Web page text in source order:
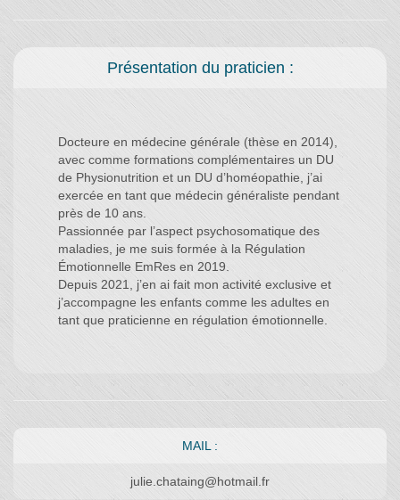
Présentation du praticien :
Docteure en médecine générale (thèse en 2014),
avec comme formations complémentaires un DU
de Physionutrition et un DU d’homéopathie, j’ai
exercée en tant que médecin généraliste pendant
près de 10 ans.
Passionnée par l’aspect psychosomatique des
maladies, je me suis formée à la Régulation
Émotionnelle EmRes en 2019.
Depuis 2021, j’en ai fait mon activité exclusive et
j’accompagne les enfants comme les adultes en
tant que praticienne en régulation émotionnelle.
MAIL :
julie.chataing@hotmail.fr